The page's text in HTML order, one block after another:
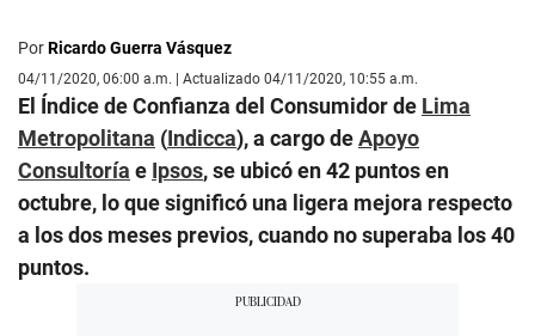
PorRicardo Guerra Vásquez
04/11/2020, 06:00 a.m. | Actualizado 04/11/2020, 10:55 a.m.
El Índice de Confianza del Consumidor de Lima
Metropolitana (Indicca), a cargo deApoyo
Consultoría e Ipsos, se ubicó en 42 puntos en
octubre, lo que significó una ligera mejora respecto
a los dos meses previos, cuando no superaba los 40
puntos.